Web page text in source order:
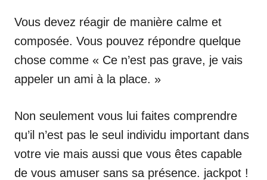
Vous devez réagir de manière calme et
composée. Vous pouvez répondre quelque
chose comme « Ce n’est pas grave, je vais
appeler un ami à la place. »
Non seulement vous lui faites comprendre
qu’il n’est pas le seul individu important dans
votre vie mais aussi que vous êtes capable
de vous amuser sans sa présence. jackpot !